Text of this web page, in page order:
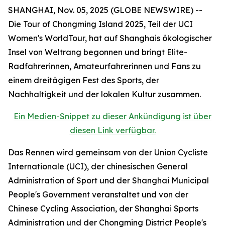
SHANGHAI, Nov. 05, 2025 (GLOBE NEWSWIRE) --
Die Tour of Chongming Island 2025, Teil der UCI
Women's WorldTour, hat auf Shanghais ökologischer
Insel von Weltrang begonnen und bringt Elite-
Radfahrerinnen, Amateurfahrerinnen und Fans zu
einem dreitägigen Fest des Sports, der
Nachhaltigkeit und der lokalen Kultur zusammen.
Ein Medien-Snippet zu dieser Ankündigung ist über
diesen Link verfügbar.
Das Rennen wird gemeinsam von der Union Cycliste
Internationale (UCI), der chinesischen General
Administration of Sport und der Shanghai Municipal
People's Government veranstaltet und von der
Chinese Cycling Association, der Shanghai Sports
Administration und der Chongming District People's